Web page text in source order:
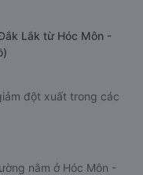
Lắk từ Hóc Môn -
đột xuất trong các
nằm ở Hóc Môn -